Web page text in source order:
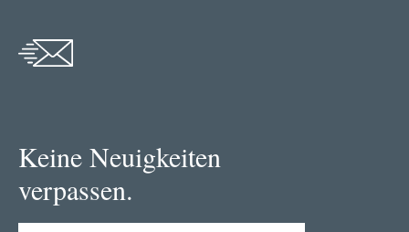
Keine Neuigkeiten
verpassen.